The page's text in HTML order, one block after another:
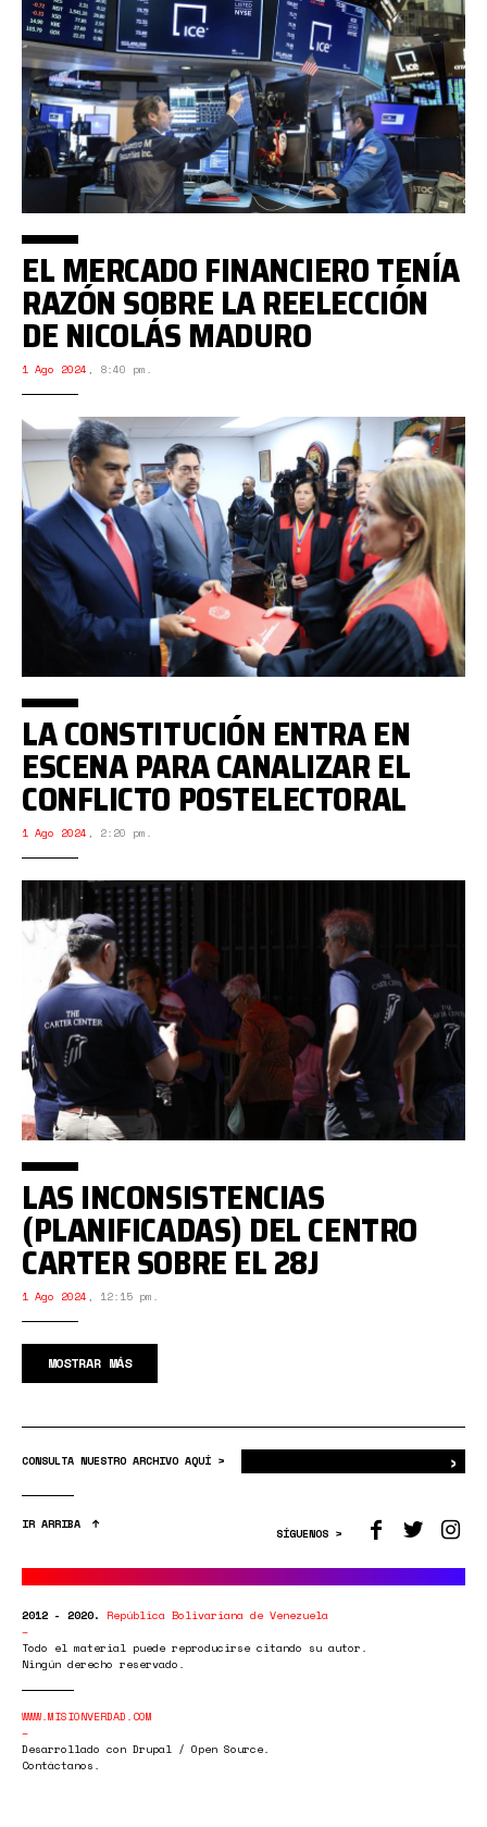
EL MERCADO FINANCIERO TENÍA
RAZÓN SOBRE LA REELECCIÓN
DE NICOLÁS MADURO
1 Ago 2024 , 8:40 pm.
LA CONSTITUCIÓN ENTRA EN
ESCENA PARA CANALIZAR EL
CONFLICTO POSTELECTORAL
1 Ago 2024 , 2:20 pm.
LAS INCONSISTENCIAS
(PLANIFICADAS) DEL CENTRO
CARTER SOBRE EL 28J
1 Ago 2024 , 12:15 pm.
MOSTRAR MÁS
CONSULTA NUESTRO ARCHIVO AQUÍ > ›
IR ARRIBA
SÍGUENOS >
2012 - 2020. República Bolivariana de Venezuela
Todo el material puede reproducirse citando su autor.
Ningún derecho reservado.
WWW.MISIONVERDAD.COM
Desarrollado con Drupal / Open Source.
Contáctanos.